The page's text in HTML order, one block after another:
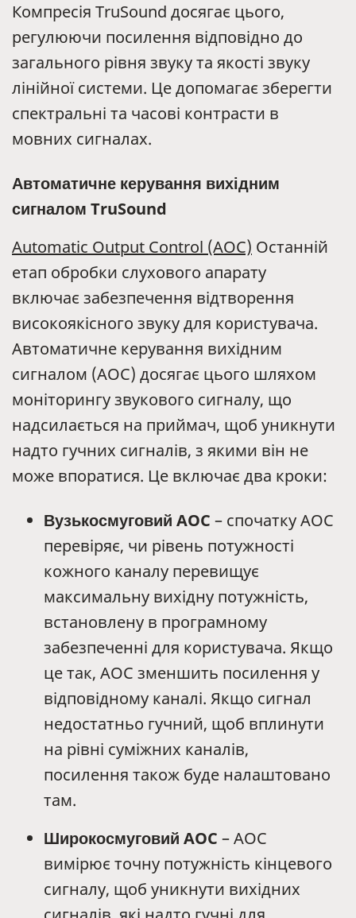
Компресія TruSound досягає цього,
регулюючи посилення відповідно до
загального рівня звуку та якості звуку
лінійної системи. Це допомагає зберегти
спектральні та часові контрасти в
мовних сигналах.
Автоматичне керування вихідним
сигналом TruSound
Automatic Output Control (AOC) Останній
етап обробки слухового апарату
включає забезпечення відтворення
високоякісного звуку для користувача.
Автоматичне керування вихідним
сигналом (AOC) досягає цього шляхом
моніторингу звукового сигналу, що
надсилається на приймач, щоб уникнути
надто гучних сигналів, з якими він не
може впоратися. Це включає два кроки:
Вузькосмуговий AOC – спочатку AOC
перевіряє, чи рівень потужності
кожного каналу перевищує
максимальну вихідну потужність,
встановлену в програмному
забезпеченні для користувача. Якщо
це так, AOC зменшить посилення у
відповідному каналі. Якщо сигнал
недостатньо гучний, щоб вплинути
на рівні суміжних каналів,
посилення також буде налаштовано
там.
Широкосмуговий AOC – AOC
вимірює точну потужність кінцевого
сигналу, щоб уникнути вихідних